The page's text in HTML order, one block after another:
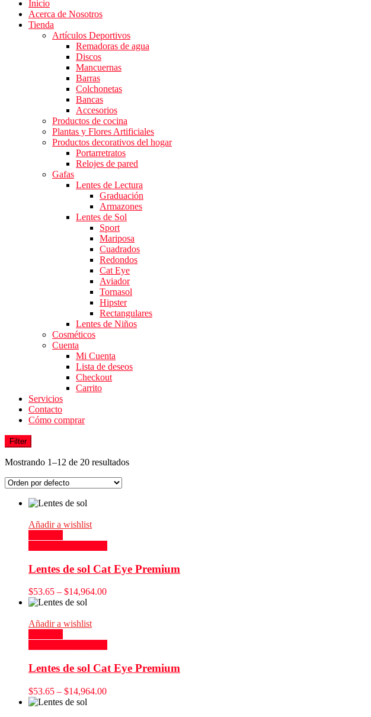
Inicio
Acerca de Nosotros
Tienda
Artículos Deportivos
Remadoras de agua
Discos
Mancuernas
Barras
Colchonetas
Bancas
Accesorios
Productos de cocina
Plantas y Flores Artificiales
Productos decorativos del hogar
Portarretratos
Relojes de pared
Gafas
Lentes de Lectura
Graduación
Armazones
Lentes de Sol
Sport
Mariposa
Cuadrados
Redondos
Cat Eye
Aviador
Tornasol
Hipster
Rectangulares
Lentes de Niños
Cosméticos
Cuenta
Mi Cuenta
Lista de deseos
Checkout
Carrito
Servicios
Contacto
Cómo comprar
Filter
Mostrando 1–12 de 20 resultados
Añadir a wishlist
Lentes de sol Cat Eye Premium
$53.65 – $14,964.00
Añadir a wishlist
Lentes de sol Cat Eye Premium
$53.65 – $14,964.00